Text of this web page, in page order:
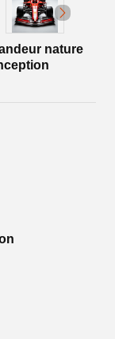
nature